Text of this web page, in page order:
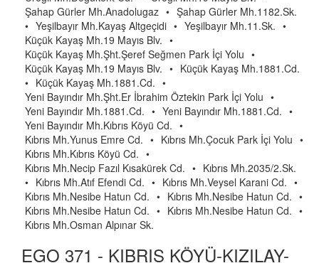
Şahap Gürler Mh.Anadolugaz • Şahap Gürler Mh.1182.Sk.
• Yeşilbayır Mh.Kayaş Altgeçidi • Yeşilbayır Mh.11.Sk. •
Küçük Kayaş Mh.19 Mayıs Blv. •
Küçük Kayaş Mh.Şht.Şeref Seğmen Park İçi Yolu •
Küçük Kayaş Mh.19 Mayıs Blv. • Küçük Kayaş Mh.1881.Cd.
• Küçük Kayaş Mh.1881.Cd. •
Yeni Bayındır Mh.Şht.Er İbrahim Öztekin Park İçi Yolu •
Yeni Bayındır Mh.1881.Cd. • Yeni Bayındır Mh.1881.Cd. •
Yeni Bayındır Mh.Kıbrıs Köyü Cd. •
Kıbrıs Mh.Yunus Emre Cd. • Kıbrıs Mh.Çocuk Park İçi Yolu •
Kıbrıs Mh.Kıbrıs Köyü Cd. •
Kıbrıs Mh.Necip Fazıl Kısakürek Cd. • Kıbrıs Mh.2035/2.Sk.
• Kıbrıs Mh.Atıf Efendi Cd. • Kıbrıs Mh.Veysel Karani Cd. •
Kıbrıs Mh.Nesibe Hatun Cd. • Kıbrıs Mh.Nesibe Hatun Cd. •
Kıbrıs Mh.Nesibe Hatun Cd. • Kıbrıs Mh.Nesibe Hatun Cd. •
Kıbrıs Mh.Osman Alpınar Sk.
EGO 371 - KIBRIS KÖYÜ-KIZILAY-